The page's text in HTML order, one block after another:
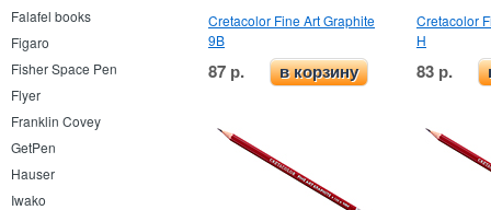
Falafel books
Figaro
Fisher Space Pen
Flyer
Franklin Covey
GetPen
Hauser
Iwako
Cretacolor Fine Art Graphite
9B
87 р. в корзину
Cretacolor
H
83 р.